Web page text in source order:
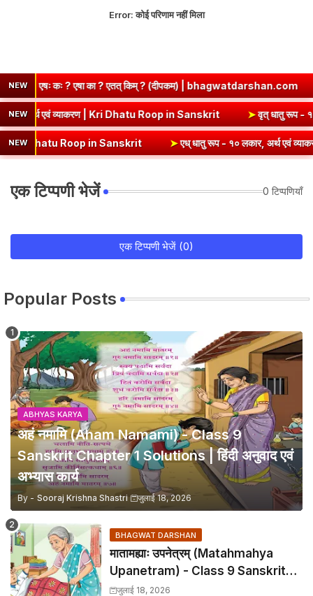
Error:कोई परिणाम नहीं मिला
NEW? (दीपकम) | bhagwatdarshan.com ➤Class 6 Sanskrit
NEW
➤कृ धातु रूप (उभयपदी) - १० लकार, अर्थ एवं व्याकरण | Kri Dhatu Roop in
NEW
Sanskrit ➤एध् धातु रूप - १० लकार, अर्थ एवं व्याकरण | Edh Dhatu
एक टिप्पणी भेजें 0 टिप्पणियाँ
एक टिप्पणी भेजें (0)
Popular Posts
ABHYAS KARYA
अहं नमामि (Aham Namami) - Class 9
Sanskrit Chapter 1 Solutions | हिंदी अनुवाद एवं
अभ्यास कार्य
By - Sooraj Krishna Shastri जुलाई 18, 2026
BHAGWAT DARSHAN
मातामह्याः उपनेत्रम् (Matahmahya
Upanetram) - Class 9 Sanskrit
Chapter 2 Translation &
जुलाई 18, 2026